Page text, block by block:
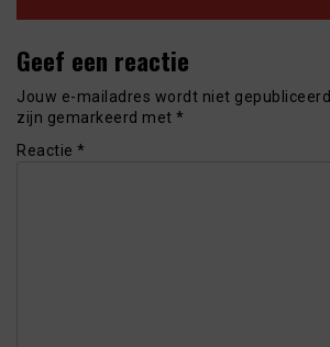
Geef een reactie
Jouw e-mailadres wordt niet gepubliceerd.
zijn gemarkeerd met *
Reactie *